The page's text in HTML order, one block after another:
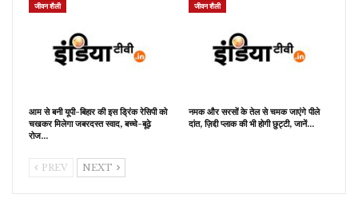
जीवन शैली
आम से बनी यूपी-बिहार की इस ड्रिंक रेसिपी को
चखकर मिलेगा जबरदस्त स्वाद, बच्चे-बूढ़े
रोज…
जीवन शैली
नमक और सरसों के तेल से चमक जाएंगे पीले
दांत, ज़िद्दी प्लाक की भी होगी छुट्टी, जानें…
PREV NEXT